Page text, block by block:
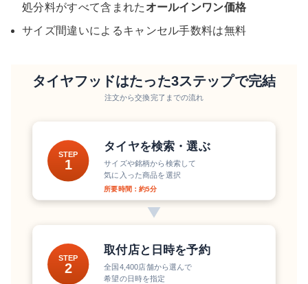
処分料がすべて含まれた オールインワン価格
サイズ間違いによるキャンセル手数料は無料
タイヤフッドはたった3ステップで完結
注文から交換完了までの流れ
STEP
1
タイヤを検索・選ぶ
サイズや銘柄から検索して
気に入った商品を選択
所要時間：約5分
STEP
2
取付店と日時を予約
全国4,400店舗から選んで
希望の日時を指定